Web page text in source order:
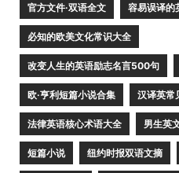
官方文件·双语全文 容易误译的
必知的欧美文化常识大全
改变人生的英语励志名言500句
欧·亨利短篇小说合集 汉译英常
法律英语核心术语大全 男生英
短篇小说 纽约时报双语文摘